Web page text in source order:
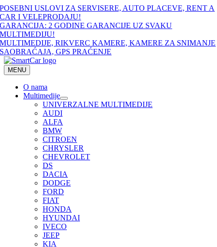
Skip
to
content
POSEBNI USLOVI ZA SERVISERE, AUTO PLACEVE, RENT A
CAR I VELEPRODAJU!
GARANCIJA: 2 GODINE GARANCIJE UZ SVAKU
MULTIMEDIJU!
MULTIMEDIJE, RIKVERC KAMERE, KAMERE ZA SNIMANJE
SAOBRAĆAJA, GPS PRAĆENJE
MENU
O nama
Multimedije
UNIVERZALNE MULTIMEDIJE
AUDI
ALFA
BMW
CITROEN
CHRYSLER
CHEVROLET
DS
DACIA
DODGE
FORD
FIAT
HONDA
HYUNDAI
IVECO
JEEP
KIA